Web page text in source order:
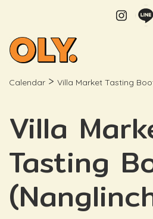
Calendar > Villa Market Tasting
Villa
Tasting